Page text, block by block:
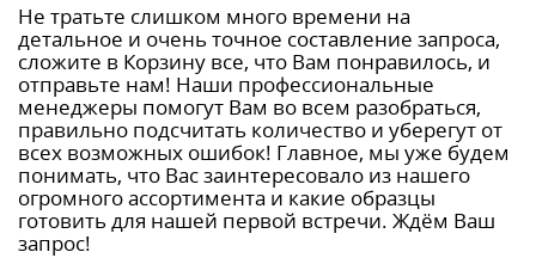
Не тратьте слишком много времени на
детальное и очень точное составление запроса,
сложите в Корзину все, что Вам понравилось, и
отправьте нам! Наши профессиональные
менеджеры помогут Вам во всем разобраться,
правильно подсчитать количество и уберегут от
всех возможных ошибок! Главное, мы уже будем
понимать, что Вас заинтересовало из нашего
огромного ассортимента и какие образцы
готовить для нашей первой встречи. Ждём Ваш
запрос!